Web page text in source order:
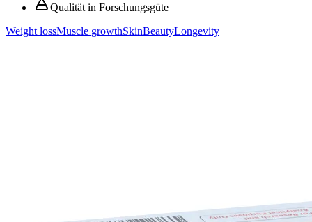
Qualität in Forschungsgüte
Weight lossMuscle growthSkinBeautyLongevity